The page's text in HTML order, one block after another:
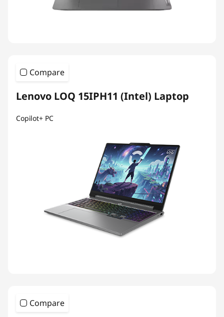
Compare
Lenovo LOQ 15IPH11 (Intel) Laptop
Copilot+ PC
Compare